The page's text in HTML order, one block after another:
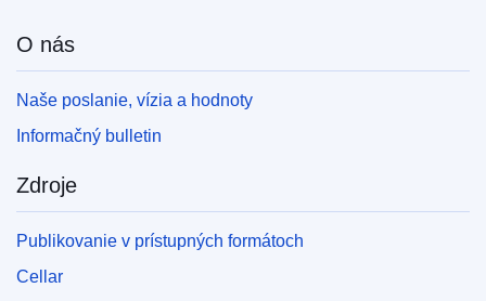
O nás
Naše poslanie, vízia a hodnoty
Informačný bulletin
Zdroje
Publikovanie v prístupných formátoch
Cellar